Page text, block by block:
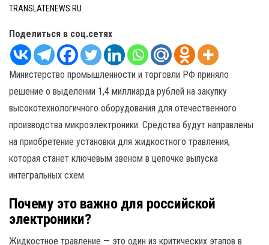
TRANSLATENEWS.RU
Поделиться в соц.сетях
Министерство промышленности и торговли РФ приняло
решение о выделении 1,4 миллиарда рублей на закупку
высокотехнологичного оборудования для отечественного
производства микроэлектроники. Средства будут направлены
на приобретение установки для жидкостного травления,
которая станет ключевым звеном в цепочке выпуска
интегральных схем.
Почему это важно для российской
электроники?
Жидкостное травление — это один из критических этапов в